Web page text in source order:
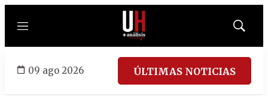
Menú
Mostrar
09 ago 2026 ÚLTIMAS NOTICIAS